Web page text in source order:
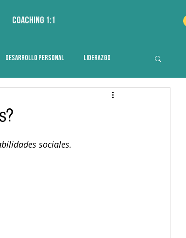
Coaching 1:1
DESARROLLO PERSONAL LIDERAZGO
sociales.